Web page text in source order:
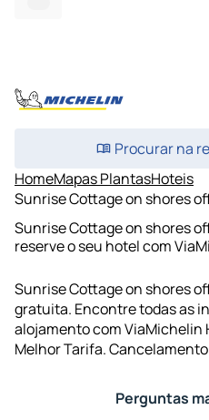
Procurar na
HomeMapas PlantasHoteis
Sunrise Cottage on shores
Sunrise Cottage on shores
reserve o seu hotel com
Sunrise Cottage on shores
gratuita. Encontre todas as
alojamento com ViaMichelin
Melhor Tarifa.
Perguntas